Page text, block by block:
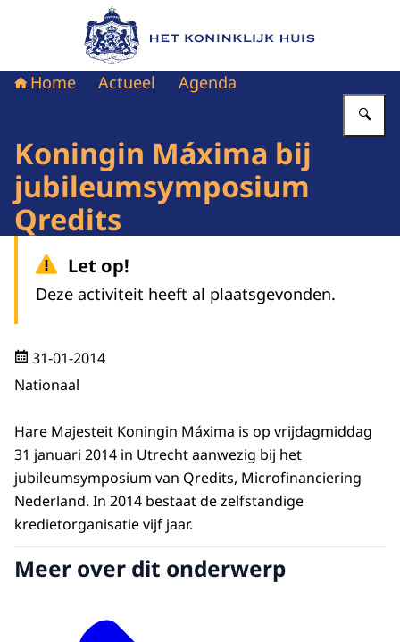
Naar de homepage van Het Koninklijk Huis
Home Actueel Agenda
Koningin Máxima bij
jubileumsymposium
Qredits
Let op!
Deze activiteit heeft al plaatsgevonden.
31-01-2014
Nationaal
Hare Majesteit Koningin Máxima is op vrijdagmiddag
31 januari 2014 in Utrecht aanwezig bij het
jubileumsymposium van Qredits, Microfinanciering
Nederland. In 2014 bestaat de zelfstandige
kredietorganisatie vijf jaar.
Meer over dit onderwerp